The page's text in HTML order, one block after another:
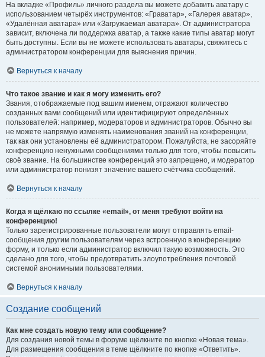
На вкладке «Профиль» личного раздела вы можете добавить аватару с
использованием четырёх инструментов: «Граватар», «Галерея аватар»,
«Удалённая аватара» или «Загружаемая аватара». От администратора
зависит, включена ли поддержка аватар, а также какие типы аватар могут
быть доступны. Если вы не можете использовать аватары, свяжитесь с
администратором конференции для выяснения причин.
Вернуться к началу
Что такое звание и как я могу изменить его?
Звания, отображаемые под вашим именем, отражают количество
созданных вами сообщений или идентифицируют определённых
пользователей: например, модераторов и администраторов. Обычно вы
не можете напрямую изменять наименования званий на конференции,
так как они установлены её администратором. Пожалуйста, не засоряйте
конференцию ненужными сообщениями только для того, чтобы повысить
своё звание. На большинстве конференций это запрещено, и модератор
или администратор понизят значение вашего счётчика сообщений.
Вернуться к началу
Когда я щёлкаю по ссылке «email», от меня требуют войти на
конференцию!
Только зарегистрированные пользователи могут отправлять email-
сообщения другим пользователям через встроенную в конференцию
форму, и только если администратор включил такую возможность. Это
сделано для того, чтобы предотвратить злоупотребления почтовой
системой анонимными пользователями.
Вернуться к началу
Создание сообщений
Как мне создать новую тему или сообщение?
Для создания новой темы в форуме щёлкните по кнопке «Новая тема».
Для размещения сообщения в теме щёлкните по кнопке «Ответить».